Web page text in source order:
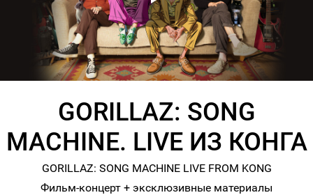
GORILLAZ: SONG
MACHINE. LIVE ИЗ КОНГА
GORILLAZ: SONG MACHINE LIVE FROM KONG
Фильм-концерт + эксклюзивные материалы